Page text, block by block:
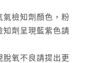
氣檢知劑顏色，粉
知劑呈現藍紫色請
氧不良請提出更